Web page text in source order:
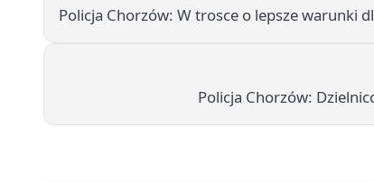
Policja Chorzów: W trosce o lepsze warunki
Policja Chorzów: